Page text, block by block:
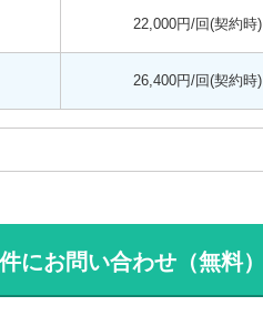
22,000円/回(契約時)
26,400円/回(契約時)
にお問い合わせ（無料）